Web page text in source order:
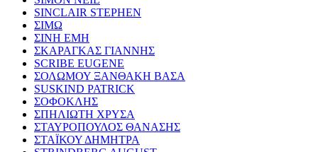
SINCLAIR STEPHEN
ΣΙΜΩ
ΣΙΝΗ ΕΜΗ
ΣΚΑΡΑΓΚΑΣ ΓΙΑΝΝΗΣ
SCRIBE EUGENE
ΣΟΛΩΜΟΥ ΞΑΝΘΑΚΗ ΒΑΣΑ
SUSKIND PATRICK
ΣΟΦΟΚΛΗΣ
ΣΠΗΛΙΩΤΗ ΧΡΥΣΑ
ΣΤΑΥΡΟΠΟΥΛΟΣ ΘΑΝΑΣΗΣ
ΣΤΑΪΚΟΥ ΔΗΜΗΤΡΑ